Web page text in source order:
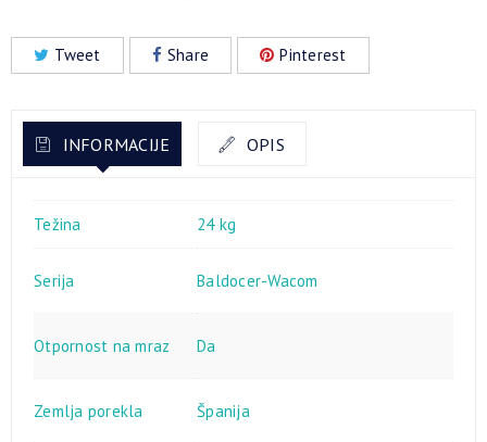
Tweet Share Pinterest
INFORMACIJE OPIS
Težina 24 kg
Serija Baldocer-Wacom
Otpornost na mraz Da
Zemlja porekla Španija